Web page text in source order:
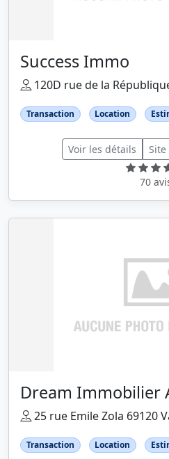
Success Immo
120D rue de la
Transaction Location
Voir les détails
70
Dream Immobilier
25 rue Emile Zola 69120
Transaction Location